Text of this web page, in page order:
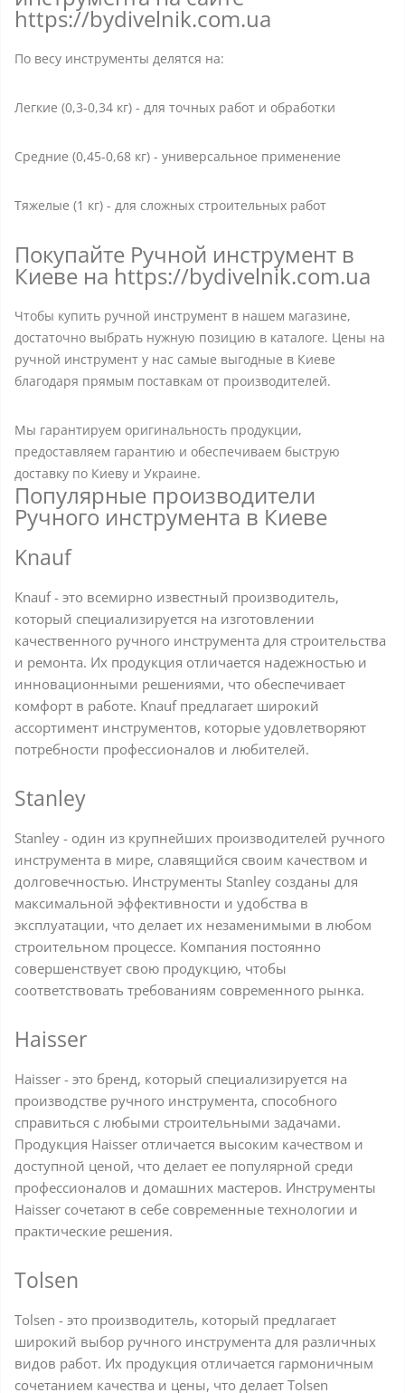
https://bydivelnik.com.ua
По весу инструменты делятся на:
Легкие (0,3-0,34 кг) - для точных работ и обработки
Средние (0,45-0,68 кг) - универсальное применение
Тяжелые (1 кг) - для сложных строительных работ
Покупайте Ручной инструмент в
Киеве на https://bydivelnik.com.ua
Чтобы купить ручной инструмент в нашем магазине,
достаточно выбрать нужную позицию в каталоге. Цены на
ручной инструмент у нас самые выгодные в Киеве
благодаря прямым поставкам от производителей.
Мы гарантируем оригинальность продукции,
предоставляем гарантию и обеспечиваем быструю
доставку по Киеву и Украине.
Популярные производители
Ручного инструмента в Киеве
Knauf
Knauf - это всемирно известный производитель,
который специализируется на изготовлении
качественного ручного инструмента для строительства
и ремонта. Их продукция отличается надежностью и
инновационными решениями, что обеспечивает
комфорт в работе. Knauf предлагает широкий
ассортимент инструментов, которые удовлетворяют
потребности профессионалов и любителей.
Stanley
Stanley - один из крупнейших производителей ручного
инструмента в мире, славящийся своим качеством и
долговечностью. Инструменты Stanley созданы для
максимальной эффективности и удобства в
эксплуатации, что делает их незаменимыми в любом
строительном процессе. Компания постоянно
совершенствует свою продукцию, чтобы
соответствовать требованиям современного рынка.
Haisser
Haisser - это бренд, который специализируется на
производстве ручного инструмента, способного
справиться с любыми строительными задачами.
Продукция Haisser отличается высоким качеством и
доступной ценой, что делает ее популярной среди
профессионалов и домашних мастеров. Инструменты
Haisser сочетают в себе современные технологии и
практические решения.
Tolsen
Tolsen - это производитель, который предлагает
широкий выбор ручного инструмента для различных
видов работ. Их продукция отличается гармоничным
сочетанием качества и цены, что делает Tolsen